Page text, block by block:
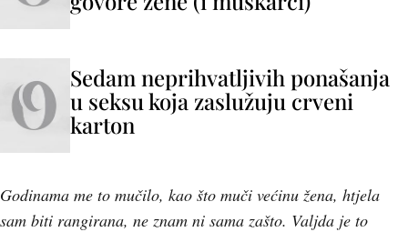
Sedam neprihvatljivih ponašanja
u seksu koja zaslužuju crveni
karton
Godinama me to mučilo, kao što muči većinu žena, htjela
sam biti rangirana, ne znam ni sama zašto. Valjda je to